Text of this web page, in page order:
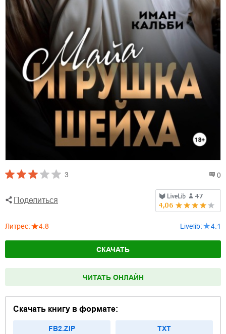
3 0
Поделиться
Литрес: 4.8 Livelib: 4.1
СКАЧАТЬ
ЧИТАТЬ ОНЛАЙН
Скачать книгу в формате:
FB2.ZIP TXT